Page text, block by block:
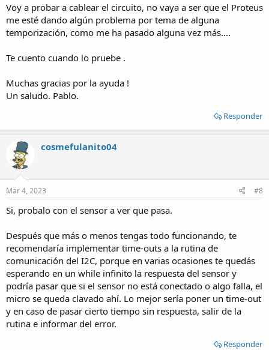
Voy a probar a cablear el circuito, no vaya a ser que el Proteus
me esté dando algún problema por tema de alguna
temporización, como me ha pasado alguna vez más....
Te cuento cuando lo pruebe .
Muchas gracias por la ayuda !
Un saludo. Pablo.
Responder
cosmefulanito04
Mar 4, 2023 #8
Si, probalo con el sensor a ver que pasa.
Después que más o menos tengas todo funcionando, te
recomendaría implementar time-outs a la rutina de
comunicación del I2C, porque en varias ocasiones te quedás
esperando en un while infinito la respuesta del sensor y
podría pasar que si el sensor no está conectado o algo falla, el
micro se queda clavado ahí. Lo mejor sería poner un time-out
y en caso de pasar cierto tiempo sin respuesta, salir de la
rutina e informar del error.
Responder